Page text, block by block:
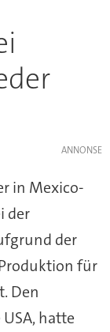
in Mexico-
der
der
für
Den
hatte